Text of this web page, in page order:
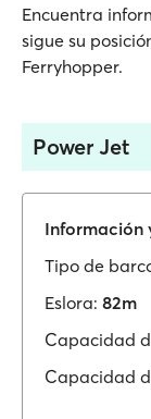
Encuentra
sigue su
Ferryhopper.
Power Jet
Información
Tipo de
Eslora: 82m
Capacidad
Capacidad